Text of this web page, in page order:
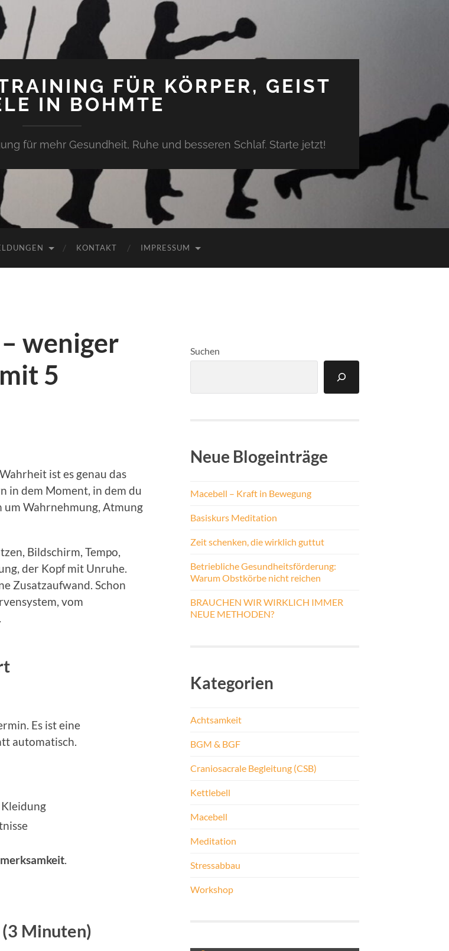
FÜR KÖRPER, GEIST
IN BOHMTE
für mehr Gesundheit, Ruhe und besseren Schlaf. Starte jetzt!
KONTAKT IMPRESSUM
weniger
5
ist es genau das
in dem Moment, in dem du
um Wahrnehmung, Atmung
Bildschirm, Tempo,
der Kopf mit Unruhe.
Zusatzaufwand. Schon
vom
Es ist eine
automatisch.
Kleidung
.
(3 Minuten)
Suchen
Neue Blogeinträge
Macebell – Kraft in Bewegung
Basiskurs Meditation
Zeit schenken, die wirklich guttut
Betriebliche Gesundheitsförderung:
Warum Obstkörbe nicht reichen
BRAUCHEN WIR WIRKLICH IMMER
NEUE METHODEN?
Kategorien
Achtsamkeit
BGM & BGF
Craniosacrale Begleitung (CSB)
Kettlebell
Macebell
Meditation
Stressabbau
Workshop